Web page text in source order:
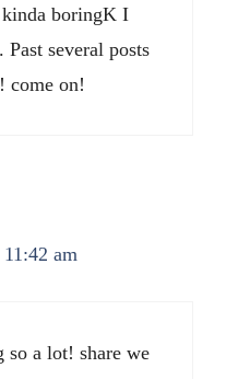
kinda boringK I
several posts
come on!
am
a lot! share we